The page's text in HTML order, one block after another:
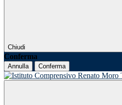
Chiudi
Conferma
Annulla Conferma